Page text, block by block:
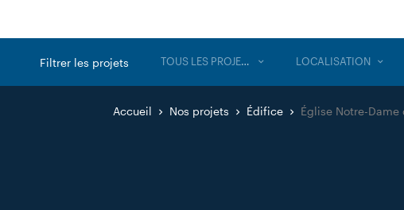
Filtrer les projets TOUS LES PROJETS LOCALISATION
Accueil Nos projets Édifice Église Notre-Dame